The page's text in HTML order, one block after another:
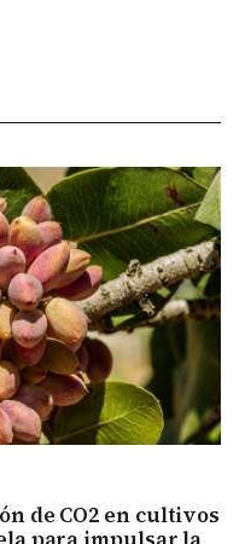
de CO2 en cultivos